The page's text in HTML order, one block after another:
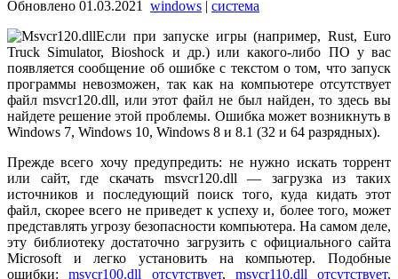
Обновлено 01.03.2021 windows | система
Если при запуске игры (например, Rust, Euro
Truck Simulator, Bioshock и др.) или какого-либо ПО у вас
появляется сообщение об ошибке с текстом о том, что запуск
программы невозможен, так как на компьютере отсутствует
файл msvcr120.dll, или этот файл не был найден, то здесь вы
найдете решение этой проблемы. Ошибка может возникнуть в
Windows 7, Windows 10, Windows 8 и 8.1 (32 и 64 разрядных).
Прежде всего хочу предупредить: не нужно искать торрент
или сайт, где скачать msvcr120.dll — загрузка из таких
источников и последующий поиск того, куда кидать этот
файл, скорее всего не приведет к успеху и, более того, может
представлять угрозу безопасности компьютера. На самом деле,
эту библиотеку достаточно загрузить с официального сайта
Microsoft и легко установить на компьютер. Подобные
ошибки:msvcr100.dll отсутствует, msvcr110.dll отсутствует,